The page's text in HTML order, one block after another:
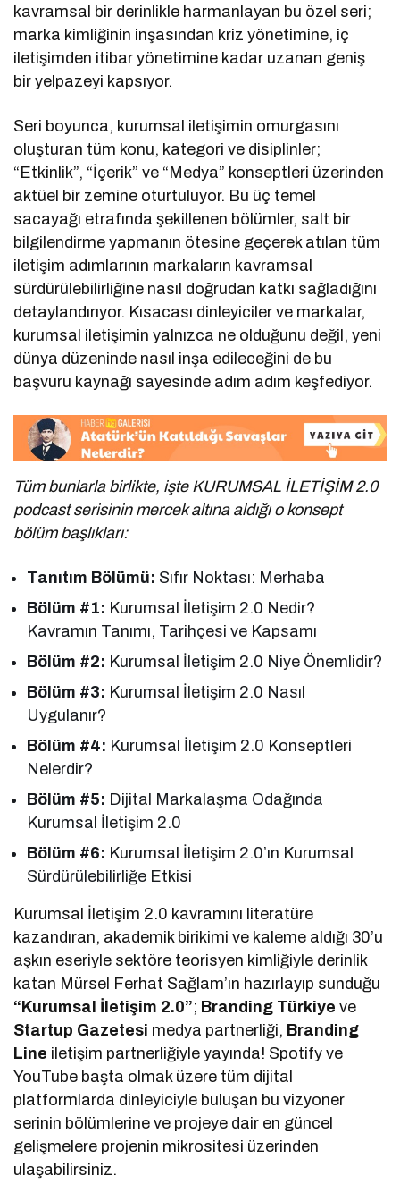
kavramsal bir derinlikle harmanlayan bu özel seri;
marka kimliğinin inşasından kriz yönetimine, iç
iletişimden itibar yönetimine kadar uzanan geniş
bir yelpazeyi kapsıyor.
Seri boyunca, kurumsal iletişimin omurgasını
oluşturan tüm konu, kategori ve disiplinler;
“Etkinlik”, “İçerik” ve “Medya” konseptleri üzerinden
aktüel bir zemine oturtuluyor. Bu üç temel
sacayağı etrafında şekillenen bölümler, salt bir
bilgilendirme yapmanın ötesine geçerek atılan tüm
iletişim adımlarının markaların kavramsal
sürdürülebilirliğine nasıl doğrudan katkı sağladığını
detaylandırıyor. Kısacası dinleyiciler ve markalar,
kurumsal iletişimin yalnızca ne olduğunu değil, yeni
dünya düzeninde nasıl inşa edileceğini de bu
başvuru kaynağı sayesinde adım adım keşfediyor.
Tüm bunlarla birlikte, işte KURUMSAL İLETİŞİM 2.0
podcast serisinin mercek altına aldığı o konsept
bölüm başlıkları:
Tanıtım Bölümü: Sıfır Noktası: Merhaba
Bölüm #1: Kurumsal İletişim 2.0 Nedir?
Kavramın Tanımı, Tarihçesi ve Kapsamı
Bölüm #2: Kurumsal İletişim 2.0 Niye Önemlidir?
Bölüm #3: Kurumsal İletişim 2.0 Nasıl
Uygulanır?
Bölüm #4: Kurumsal İletişim 2.0 Konseptleri
Nelerdir?
Bölüm #5: Dijital Markalaşma Odağında
Kurumsal İletişim 2.0
Bölüm #6: Kurumsal İletişim 2.0’ın Kurumsal
Sürdürülebilirliğe Etkisi
Kurumsal İletişim 2.0 kavramını literatüre
kazandıran, akademik birikimi ve kaleme aldığı 30’u
aşkın eseriyle sektöre teorisyen kimliğiyle derinlik
katan Mürsel Ferhat Sağlam’ın hazırlayıp sunduğu
“Kurumsal İletişim 2.0”; Branding Türkiyeve
Startup Gazetesi medya partnerliği, Branding
Line iletişim partnerliğiyle yayında! Spotify ve
YouTube başta olmak üzere tüm dijital
platformlarda dinleyiciyle buluşan bu vizyoner
serinin bölümlerine ve projeye dair en güncel
gelişmelere projenin mikrositesi üzerinden
ulaşabilirsiniz.